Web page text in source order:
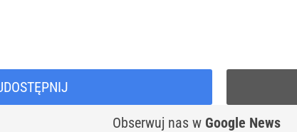
Obserwuj nas w Google News